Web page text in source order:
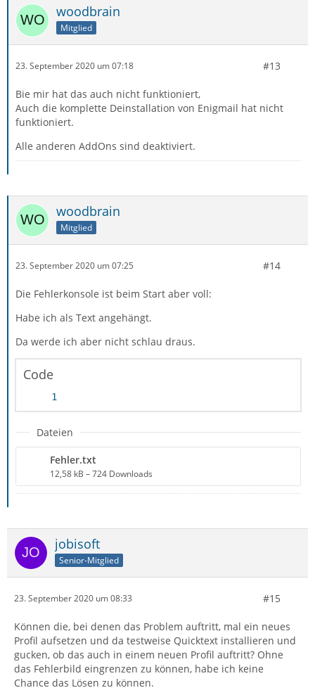
woodbrain
Mitglied
23. September 2020 um 07:18 #13
Bie mir hat das auch nicht funktioniert,
Auch die komplette Deinstallation von Enigmail hat nicht
funktioniert.
Alle anderen AddOns sind deaktiviert.
woodbrain
Mitglied
23. September 2020 um 07:25 #14
Die Fehlerkonsole ist beim Start aber voll:
Habe ich als Text angehängt.
Da werde ich aber nicht schlau draus.
Code
Dateien
Fehler.txt
12,58 kB – 724 Downloads
jobisoft
Senior-Mitglied
23. September 2020 um 08:33 #15
Können die, bei denen das Problem auftritt, mal ein neues
Profil aufsetzen und da testweise Quicktext installieren und
gucken, ob das auch in einem neuen Profil auftritt? Ohne
das Fehlerbild eingrenzen zu können, habe ich keine
Chance das Lösen zu können.